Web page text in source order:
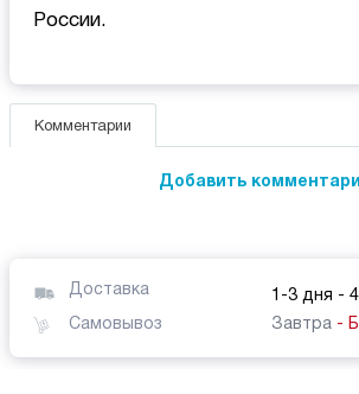
России.
Комментарии
Добавить
Доставка 1-3 дня -
Самовывоз
Завтра -